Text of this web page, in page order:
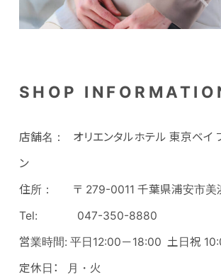
SHOP
店舗名： オリエンタルホテル 東京ベイ
ン
住所： 〒 279-0011 千葉県浦安市美
Tel: 047-350-8880
営業時間: 平日12:00－18:00 土日祝
定休日： 月・火